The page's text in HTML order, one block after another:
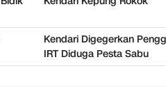
Kendari Digegerkan
IRT Diduga Pesta Sabu